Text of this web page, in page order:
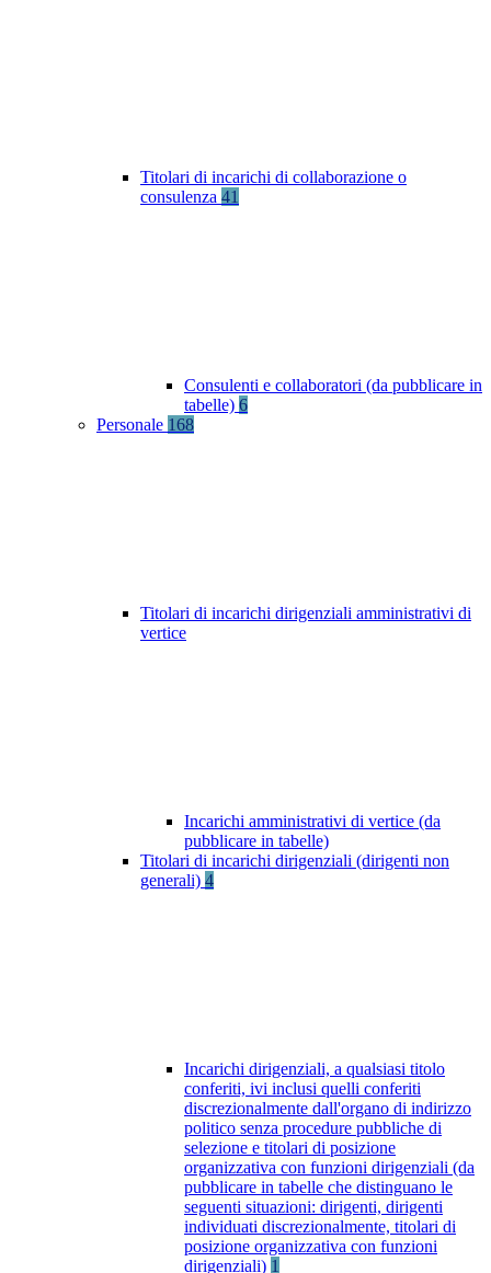
Titolari di incarichi di collaborazione o
consulenza 41
Consulenti e collaboratori (da pubblicare in
tabelle) 6
Personale 168
Titolari di incarichi dirigenziali amministrativi di
vertice
Incarichi amministrativi di vertice (da
pubblicare in tabelle)
Titolari di incarichi dirigenziali (dirigenti non
generali) 4
Incarichi dirigenziali, a qualsiasi titolo
conferiti, ivi inclusi quelli conferiti
discrezionalmente dall'organo di indirizzo
politico senza procedure pubbliche di
selezione e titolari di posizione
organizzativa con funzioni dirigenziali (da
pubblicare in tabelle che distinguano le
seguenti situazioni: dirigenti, dirigenti
individuati discrezionalmente, titolari di
posizione organizzativa con funzioni
dirigenziali) 1